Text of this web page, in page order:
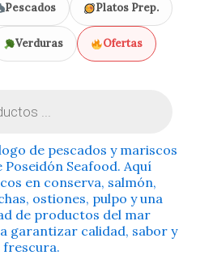
Pescados Platos Prep.
Verduras Ofertas
de pescados y mariscos
Poseidón Seafood. Aquí
en conserva, salmón,
ostiones, pulpo y una
de productos del mar
garantizar calidad, sabor y
frescura.